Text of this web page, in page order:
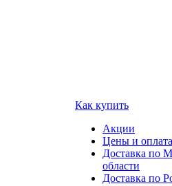
Как купить
Акции
Цены и оплата
Доставка по
области
Доставка по